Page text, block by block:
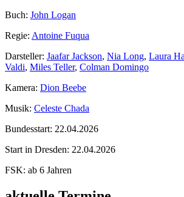
Buch: John Logan
Regie: Antoine Fuqua
Darsteller: Jaafar Jackson, Nia Long, Laura
Valdi, Miles Teller, Colman Domingo
Kamera: Dion Beebe
Musik: Celeste Chada
Bundesstart: 22.04.2026
Start in Dresden: 22.04.2026
FSK: ab 6 Jahren